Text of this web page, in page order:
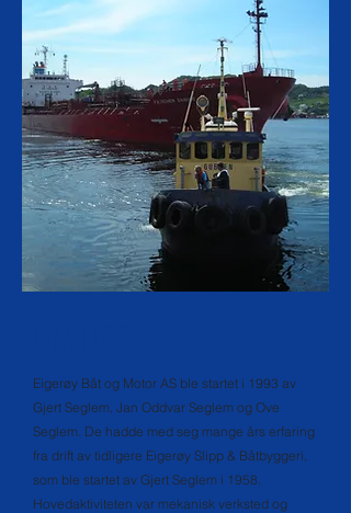
Eigerøy Båt og Motor AS ble startet i 1993 av
Gjert Seglem, Jan Oddvar Seglem og Ove
Seglem. De hadde med seg mange års erfaring
fra drift av tidligere Eigerøy Slipp & Båtbyggeri,
som ble startet av Gjert Seglem i 1958.
Hovedaktiviteten var mekanisk verksted og